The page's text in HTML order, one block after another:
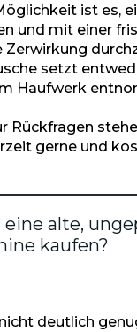
ist es,
und mit einer
Zerwirkung
setzt
Haufwerk
Rückfragen
gerne und
eine alte,
kaufen?
deutlich